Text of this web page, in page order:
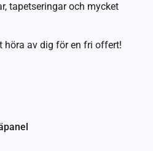
tapetseringar och mycket
höra av dig för en fri offert!